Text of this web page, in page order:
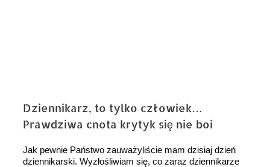
Dziennikarz, to tylko człowiek…
Prawdziwa cnota krytyk się nie boi
Jak pewnie Państwo zauważyliście mam dzisiaj dzień
dziennikarski. Wyzłośliwiam się, co zaraz dziennikarze